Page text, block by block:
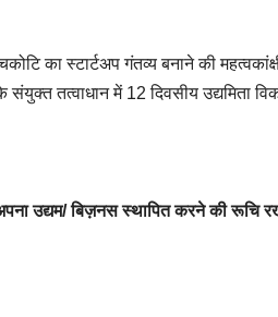
का स्टार्टअप गंतव्य बनाने की
संयुक्त तत्वाधान में 12 दिवसीय उद्यमिता
उद्यम/ बिज़नस स्थापित करने की रूचि